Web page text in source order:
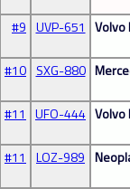
#9 UVP-651 Volvo
#10 SXG-880
#11 UFO-444 Volvo
#11 LOZ-989